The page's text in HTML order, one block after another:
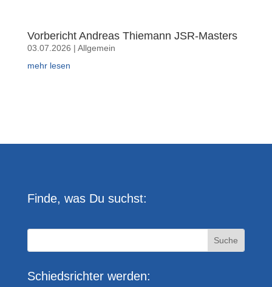
Vorbericht Andreas Thiemann JSR-Masters
03.07.2026 | Allgemein
mehr lesen
Finde, was Du suchst:
Schiedsrichter werden: